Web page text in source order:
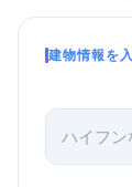
建物情報を